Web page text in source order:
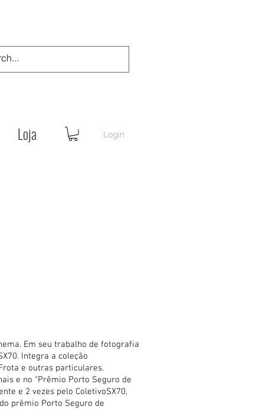
Loja Login
Em seu trabalho de fotografia
Integra a coleção
e outras particulares.
e no “Prêmio Porto Seguro de
e 2 vezes pelo ColetivoSX70.
prêmio Porto Seguro de